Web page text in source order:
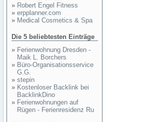
» Robert Engel Fitness
» erpplanner.com
» Medical Cosmetics & Spa
Die 5 beliebtesten Einträge
» Ferienwohnung Dresden -
Maik L. Borchers
» Büro-Organisationsservice
G.G.
» stepin
» Kostenloser Backlink bei
BacklinkDino
» Ferienwohnungen auf
Rügen - Ferienresidenz Ru